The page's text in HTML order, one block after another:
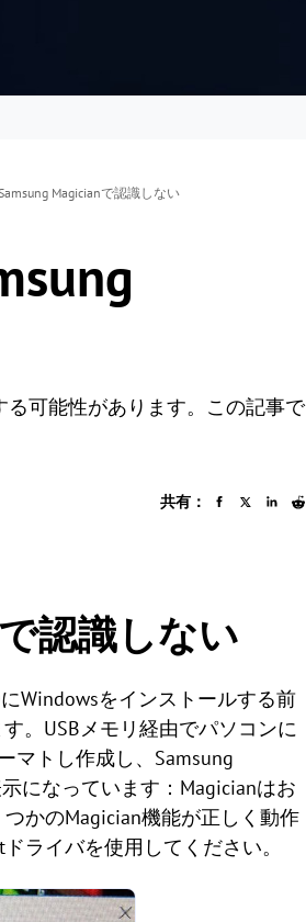
Magicianで認識しない
る可能性があります。この記事で
共有：
認識しない
Windowsをインストールする前
。USBメモリ経由でパソコンに
マトし作成し、Samsung
になっています：Magicianはお
かのMagician機能が正しく動作
ライバを使用してください。